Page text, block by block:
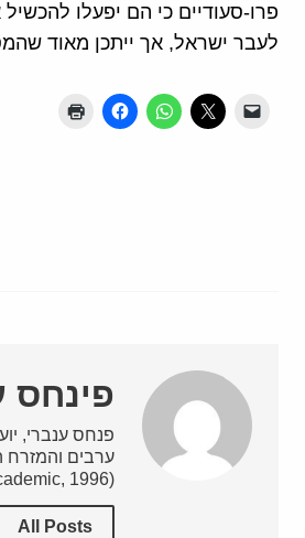
פרו-סעודיים כי הם יפעלו
לעבר ישראל, אך ייתכן מאוד
פינחס
פנחס ענברי,
1996).
All Posts